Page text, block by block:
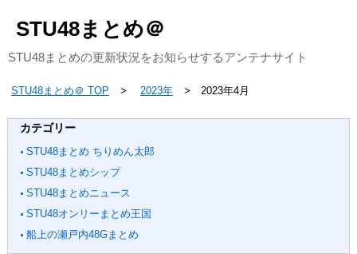
STU48まとめ＠
STU48まとめの更新状況をお知らせするアンテナサイト
STU48まとめ＠ TOP 2023年 2023年4月
カテゴリー
STU48まとめ ちりめん太郎
STU48まとめシップ
STU48まとめニュース
STU48オンリーまとめ王国
船上の瀬戸内48Gまとめ